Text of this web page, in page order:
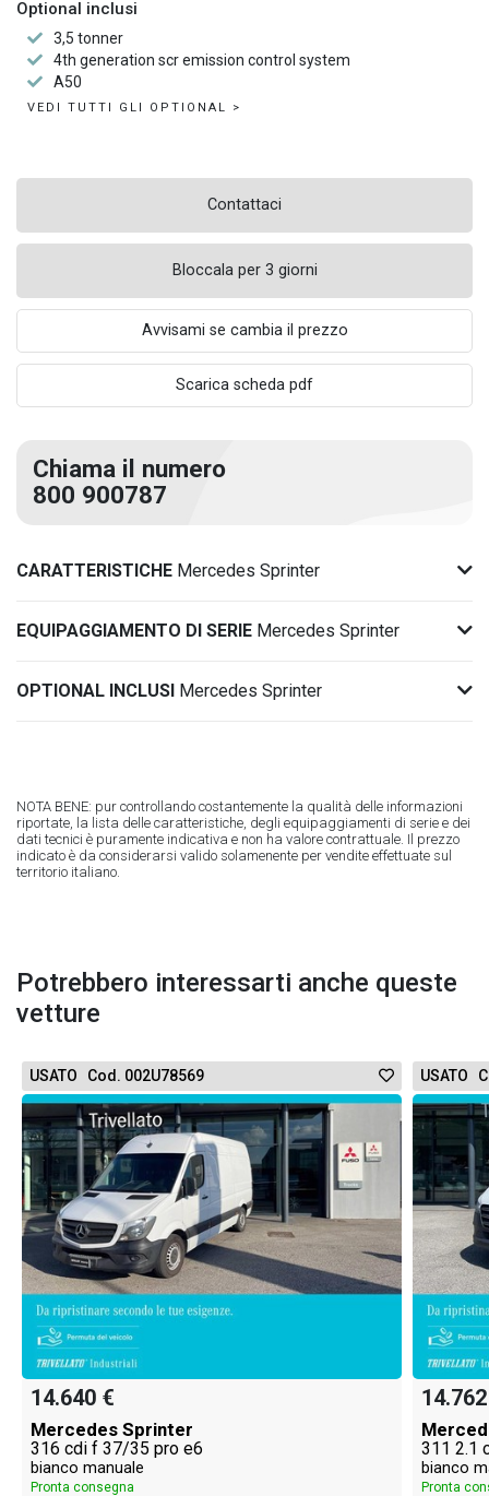
Optional inclusi
3,5 tonner
4th generation scr emission control system
A50
VEDI TUTTI GLI OPTIONAL >
Contattaci
Bloccala per 3 giorni
Avvisami se cambia il prezzo
Scarica scheda pdf
Chiama il numero
800 900787
CARATTERISTICHE Mercedes Sprinter
EQUIPAGGIAMENTO DI SERIE Mercedes Sprinter
OPTIONAL INCLUSI Mercedes Sprinter
NOTA BENE: pur controllando costantemente la qualità delle informazioni
riportate, la lista delle caratteristiche, degli equipaggiamenti di serie e dei
dati tecnici è puramente indicativa e non ha valore contrattuale. Il prezzo
indicato è da considerarsi valido solamenente per vendite effettuate sul
territorio italiano.
Potrebbero interessarti anche queste
vetture
USATO Cod. 002U78569
14.640 €
Mercedes Sprinter
316 cdi f 37/35 pro e6
bianco manuale
Pronta consegna
USATO
311 2.1
bianco
Pronta